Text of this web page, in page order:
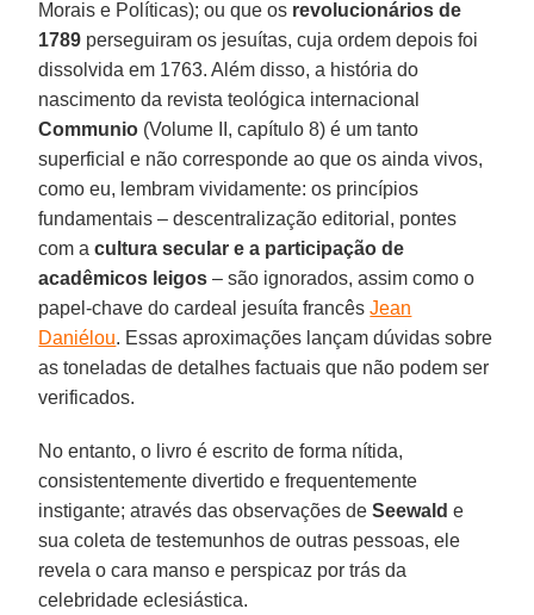
Morais e Políticas); ou que os revolucionários de
1789 perseguiram os jesuítas, cuja ordem depois foi
dissolvida em 1763. Além disso, a história do
nascimento da revista teológica internacional
Communio (Volume II, capítulo 8) é um tanto
superficial e não corresponde ao que os ainda vivos,
como eu, lembram vividamente: os princípios
fundamentais – descentralização editorial, pontes
com acultura secular e a participação de
acadêmicos leigos – são ignorados, assim como o
papel-chave do cardeal jesuíta francêsJean
Daniélou. Essas aproximações lançam dúvidas sobre
as toneladas de detalhes factuais que não podem ser
verificados.
No entanto, o livro é escrito de forma nítida,
consistentemente divertido e frequentemente
instigante; através das observações deSeewald e
sua coleta de testemunhos de outras pessoas, ele
revela o cara manso e perspicaz por trás da
celebridade eclesiástica.